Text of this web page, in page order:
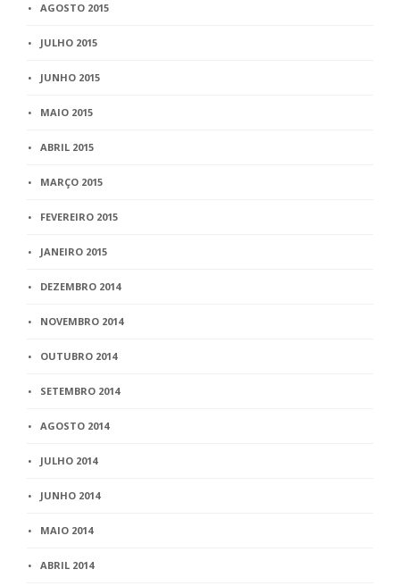
AGOSTO 2015
JULHO 2015
JUNHO 2015
MAIO 2015
ABRIL 2015
MARÇO 2015
FEVEREIRO 2015
JANEIRO 2015
DEZEMBRO 2014
NOVEMBRO 2014
OUTUBRO 2014
SETEMBRO 2014
AGOSTO 2014
JULHO 2014
JUNHO 2014
MAIO 2014
ABRIL 2014